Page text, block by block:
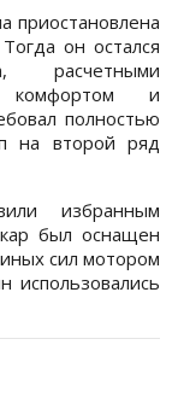
приостановлена
он остался
расчетными
комфортом и
полностью
на второй ряд
избранным
был оснащен
сил мотором
использовались